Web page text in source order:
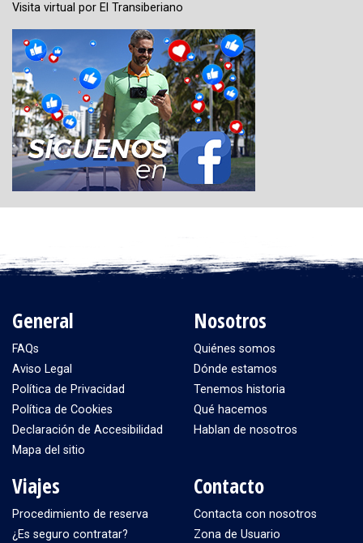
Visita virtual por El Transiberiano
General
FAQs
Aviso Legal
Política de Privacidad
Política de Cookies
Declaración de Accesibilidad
Mapa del sitio
Nosotros
Quiénes somos
Dónde estamos
Tenemos historia
Qué hacemos
Hablan de nosotros
Viajes
Procedimiento de reserva
¿Es seguro contratar?
Contacto
Contacta con nosotros
Zona de Usuario